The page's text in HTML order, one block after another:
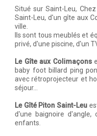
Situé sur Saint-Leu,
Saint-Leu, d'un gîte aux
ville.
Ils sont tous meublés et
privé, d'une piscine, d'un
Le Gîte aux Colimaçons
baby foot billard ping
avec rétroprojecteur et
séjour...
Le Gîté Piton Saint-Leu
d'une baignoire
enfants.